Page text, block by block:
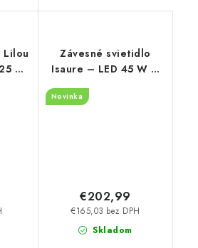
W
Závesné svietidlo
Isaure – LED 45 W –
Novinka
Skladom
€165,03 bez DPH
€202,99